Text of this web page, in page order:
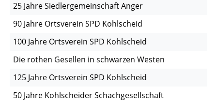
25 Jahre Siedlergemeinschaft Anger
90 Jahre Ortsverein SPD Kohlscheid
100 Jahre Ortsverein SPD Kohlscheid
Die rothen Gesellen in schwarzen Westen
125 Jahre Ortsverein SPD Kohlscheid
50 Jahre Kohlscheider Schachgesellschaft